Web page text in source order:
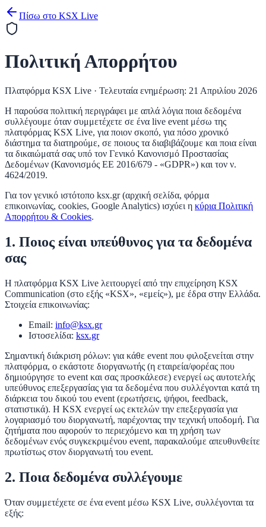
Πίσω στο KSX Live
Πολιτική Απορρήτου
Πλατφόρμα KSX Live · Τελευταία ενημέρωση: 21 Απριλίου 2026
Η παρούσα πολιτική περιγράφει με απλά λόγια ποια δεδομένα
συλλέγουμε όταν συμμετέχετε σε ένα live event μέσω της
πλατφόρμας KSX Live, για ποιον σκοπό, για πόσο χρονικό
διάστημα τα διατηρούμε, σε ποιους τα διαβιβάζουμε και ποια είναι
τα δικαιώματά σας υπό τον Γενικό Κανονισμό Προστασίας
Δεδομένων (Κανονισμός ΕΕ 2016/679 - «GDPR») και τον ν.
4624/2019.
Για τον γενικό ιστότοπο ksx.gr(αρχική σελίδα, φόρμα
επικοινωνίας, cookies, Google Analytics) ισχύει η κύρια Πολιτική
Απορρήτου & Cookies.
1. Ποιος είναι υπεύθυνος για τα δεδομένα
σας
Η πλατφόρμα KSX Live λειτουργεί από την επιχείρηση KSX
Communication (στο εξής «KSX», «εμείς»), με έδρα στην Ελλάδα.
Στοιχεία επικοινωνίας:
Email: info@ksx.gr
Ιστοσελίδα: ksx.gr
Σημαντική διάκριση ρόλων: για κάθε event που φιλοξενείται στην
πλατφόρμα, ο εκάστοτε διοργανωτής (η εταιρεία/φορέας που
δημιούργησε το event και σας προσκάλεσε) ενεργεί ως αυτοτελής
υπεύθυνος επεξεργασίας για τα δεδομένα που συλλέγονται κατά τη
διάρκεια του δικού του event (ερωτήσεις, ψήφοι, feedback,
στατιστικά). Η KSX ενεργεί ως εκτελών την επεξεργασία για
λογαριασμό του διοργανωτή, παρέχοντας την τεχνική υποδομή. Για
ζητήματα που αφορούν το περιεχόμενο και τη χρήση των
δεδομένων ενός συγκεκριμένου event, παρακαλούμε απευθυνθείτε
πρωτίστως στον διοργανωτή του event.
2. Ποια δεδομένα συλλέγουμε
Όταν συμμετέχετε σε ένα event μέσω KSX Live, συλλέγονται τα
εξής: